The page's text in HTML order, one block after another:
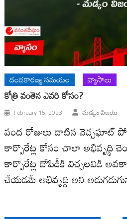
దండకారణ్య సమయం వ్యాసాలు
కోత్రి వంతెన ఎవరి కోసం?
February 15, 2023 మడ్కం విజయ్‌
వంద రోజులు దాటిన వెచ్చఘాట్‌
కార్పొరేట్ల కోసం చాలా అభివృద్ధి
కార్పొరేట్ల దోపిడీకి విచ్చలవిడి
చేయడమే అభివృద్ధి అని